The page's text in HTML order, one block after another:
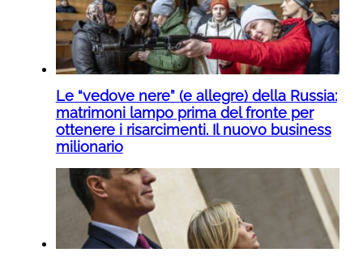
Le “vedove nere” (e allegre) della Russia:
matrimoni lampo prima del fronte per
ottenere i risarcimenti. Il nuovo business
milionario